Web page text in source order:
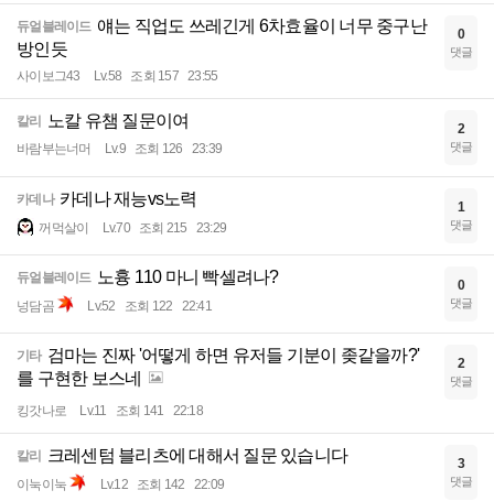
듀얼블레이드 얘는 직업도 쓰레긴게 6차효율이 너무 중구난
방인듯
사이보그43 Lv.58 조회 157 23:55
0
댓글
칼리 노칼 유챔 질문이여
바람부는너머 Lv.9 조회 126 23:39
2
댓글
카데나 카데나 재능vs노력
꺼먹살이 Lv.70 조회 215 23:29
1
댓글
듀얼블레이드 노흉 110 마니 빡셀려나?
넝담곰 Lv.52 조회 122 22:41
0
댓글
기타 검마는 진짜 '어떻게 하면 유저들 기분이 좆같을까?'
를 구현한 보스네
킹갓나로 Lv.11 조회 141 22:18
2
댓글
칼리 크레센텀 블리츠에 대해서 질문 있습니다
이눅이눅 Lv.12 조회 142 22:09
3
댓글